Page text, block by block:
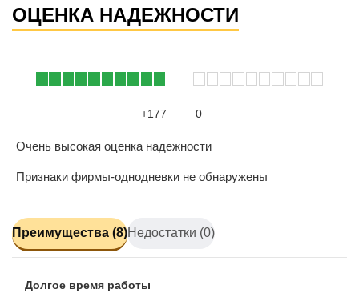
ОЦЕНКА НАДЕЖНОСТИ
+177 0
Очень высокая оценка надежности
Признаки фирмы-однодневки не обнаружены
Преимущества (8)Недостатки (0)
Долгое время работы